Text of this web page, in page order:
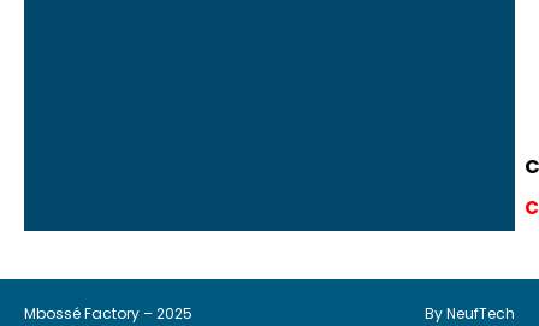
Mbossé Factory – 2025 By NeufTech